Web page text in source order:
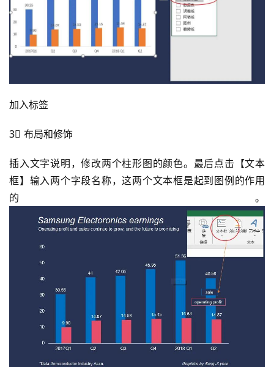
加入标签
3⃣️ 布局和修饰
插入文字说明，修改两个柱形图的颜色。最后点击【文本
框】输入两个字段名称，这两个文本框是起到图例的作用
的。